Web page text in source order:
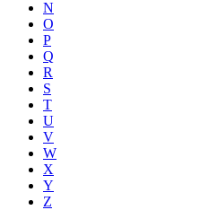
N
O
P
Q
R
S
T
U
V
W
X
Y
Z